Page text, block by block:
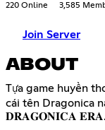
220 Online 3,585
Join Server
ABOUT
Tựa game huyền
cái tên Dragonica
𝐃𝐑𝐀𝐆𝐎𝐍𝐈𝐂𝐀 𝐄𝐑𝐀.